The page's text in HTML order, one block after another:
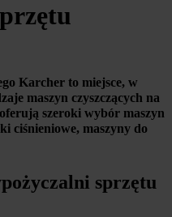
Karcher to miejsce, w
maszyn czyszczących na
szeroki wybór maszyn
ciśnieniowe, maszyny do
sprzętu